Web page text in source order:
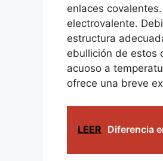
enlaces
electrovalente.
estructura
ebullición de estos
acuoso a
ofrece una breve
LEER Diferencia